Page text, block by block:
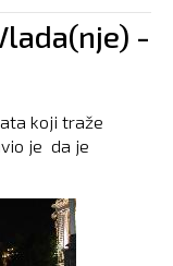
-
koji traže
je da je